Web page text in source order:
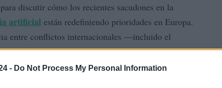
- Do Not Process My Personal Information
discutir cómo los recientes sacudones en la
artificial están redefiniendo prioridades en Europa.
entre conflictos internacionales —incluido el
el Golfo Pérsico— y la necesidad de adaptar
a un entorno más competitivo.